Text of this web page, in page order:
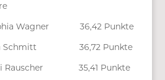
Wagner 36,42 Punkte
Schmitt 36,72 Punkte
35,41 Punkte